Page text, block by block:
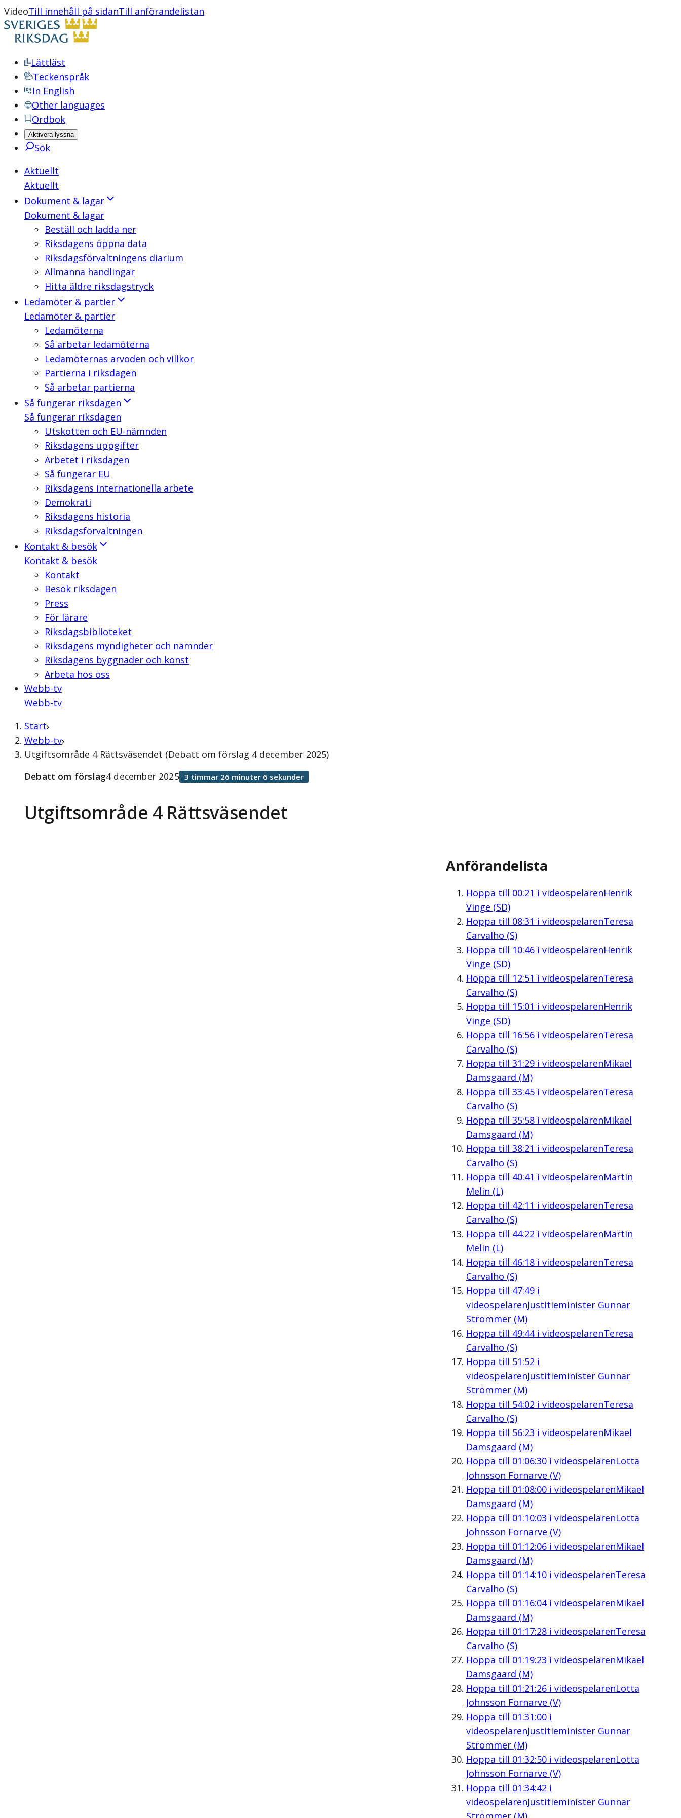
VideoTill innehåll på sidanTill anförandelistan
Lättläst
Teckenspråk
In English
Other languages
Ordbok
Aktivera lyssna
Sök
Aktuellt
Aktuellt
Dokument & lagar
Dokument & lagar
Beställ och ladda ner
Riksdagens öppna data
Riksdagsförvaltningens diarium
Allmänna handlingar
Hitta äldre riksdagstryck
Ledamöter & partier
Ledamöter & partier
Ledamöterna
Så arbetar ledamöterna
Ledamöternas arvoden och villkor
Partierna i riksdagen
Så arbetar partierna
Så fungerar riksdagen
Så fungerar riksdagen
Utskotten och EU-nämnden
Riksdagens uppgifter
Arbetet i riksdagen
Så fungerar EU
Riksdagens internationella arbete
Demokrati
Riksdagens historia
Riksdagsförvaltningen
Kontakt & besök
Kontakt & besök
Kontakt
Besök riksdagen
Press
För lärare
Riksdagsbiblioteket
Riksdagens myndigheter och nämnder
Riksdagens byggnader och konst
Arbeta hos oss
Webb-tv
Webb-tv
Start
Webb-tv
Utgiftsområde 4 Rättsväsendet (Debatt om förslag 4 december 2025)
Utgiftsområde 4 Rättsväsendet
Debatt om förslag4 december 2025 3 timmar 26 minuter 6 sekunder
Anförandelista
Hoppa till 00:21 i videospelarenHenrik
Vinge (SD)
Hoppa till 08:31 i videospelarenTeresa
Carvalho (S)
Hoppa till 10:46i videospelarenHenrik
Vinge (SD)
Hoppa till 12:51 i videospelarenTeresa
Carvalho (S)
Hoppa till 15:01 i videospelarenHenrik
Vinge (SD)
Hoppa till 16:56i videospelarenTeresa
Carvalho (S)
Hoppa till 31:29i videospelarenMikael
Damsgaard (M)
Hoppa till 33:45i videospelarenTeresa
Carvalho (S)
Hoppa till 35:58i videospelarenMikael
Damsgaard (M)
Hoppa till 38:21 i videospelarenTeresa
Carvalho (S)
Hoppa till 40:41 i videospelarenMartin
Melin (L)
Hoppa till 42:11 i videospelarenTeresa
Carvalho (S)
Hoppa till 44:22 i videospelarenMartin
Melin (L)
Hoppa till 46:18i videospelarenTeresa
Carvalho (S)
Hoppa till 47:49i
videospelarenJustitieminister Gunnar
Strömmer (M)
Hoppa till 49:44i videospelarenTeresa
Carvalho (S)
Hoppa till 51:52 i
videospelarenJustitieminister Gunnar
Strömmer (M)
Hoppa till 54:02 i videospelarenTeresa
Carvalho (S)
Hoppa till 56:23 i videospelarenMikael
Damsgaard (M)
Hoppa till 01:06:30i videospelarenLotta
Johnsson Fornarve (V)
Hoppa till 01:08:00i videospelarenMikael
Damsgaard (M)
Hoppa till 01:10:03 i videospelarenLotta
Johnsson Fornarve (V)
Hoppa till 01:12:06i videospelarenMikael
Damsgaard (M)
Hoppa till 01:14:10i videospelarenTeresa
Carvalho (S)
Hoppa till 01:16:04i videospelarenMikael
Damsgaard (M)
Hoppa till 01:17:28i videospelarenTeresa
Carvalho (S)
Hoppa till 01:19:23 i videospelarenMikael
Damsgaard (M)
Hoppa till 01:21:26i videospelarenLotta
Johnsson Fornarve (V)
Hoppa till 01:31:00i
videospelarenJustitieminister Gunnar
Strömmer (M)
Hoppa till 01:32:50i videospelarenLotta
Johnsson Fornarve (V)
Hoppa till 01:34:42 i
videospelarenJustitieminister Gunnar